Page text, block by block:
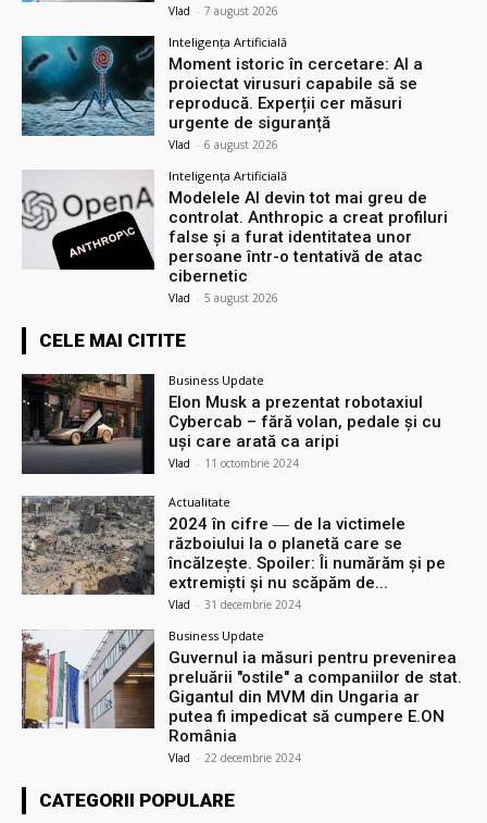
Vlad - 7 august 2026
Inteligența Artificială
Moment istoric în cercetare: AI a
proiectat virusuri capabile să se
reproducă. Experții cer măsuri
urgente de siguranță
Vlad - 6 august 2026
Inteligența Artificială
Modelele AI devin tot mai greu de
controlat. Anthropic a creat profiluri
false și a furat identitatea unor
persoane într-o tentativă de atac
cibernetic
Vlad - 5 august 2026
CELE MAI CITITE
Business Update
Elon Musk a prezentat robotaxiul
Cyberсab – fără volan, pedale și cu
uși care arată ca aripi
Vlad - 11 octombrie 2024
Actualitate
2024 în cifre ― de la victimele
războiului la o planetă care se
încălzește. Spoiler: Îi numărăm și pe
extremiști și nu scăpăm de...
Vlad - 31 decembrie 2024
Business Update
Guvernul ia măsuri pentru prevenirea
preluării ″ostile″ a companiilor de stat.
Gigantul din MVM din Ungaria ar
putea fi impedicat să cumpere E.ON
România
Vlad - 22 decembrie 2024
CATEGORII POPULARE